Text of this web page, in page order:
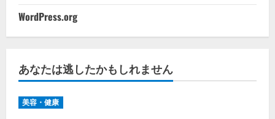
WordPress.org
あなたは逃したかもしれません
美容・健康